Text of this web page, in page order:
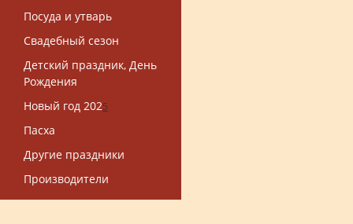
Посуда и утварь
Свадебный сезон
Детский праздник, День
Рождения
Новый год 2025
Пасха
Другие праздники
Производители